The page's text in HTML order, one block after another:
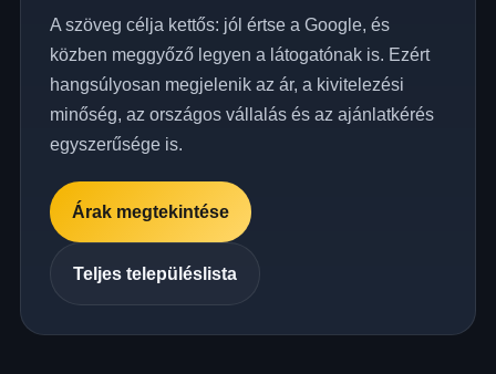
A szöveg célja kettős: jól értse a Google, és
közben meggyőző legyen a látogatónak is. Ezért
hangsúlyosan megjelenik az ár, a kivitelezési
minőség, az országos vállalás és az ajánlatkérés
egyszerűsége is.
Árak megtekintése
Teljes településlista